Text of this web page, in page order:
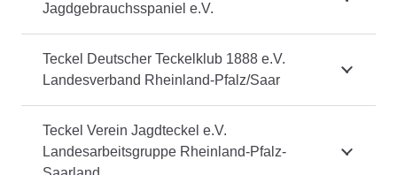
Jagdgebrauchsspaniel e.V.
Teckel Deutscher Teckelklub 1888 e.V.
Landesverband Rheinland-Pfalz/Saar
Teckel Verein Jagdteckel e.V.
Landesarbeitsgruppe Rheinland-Pfalz-